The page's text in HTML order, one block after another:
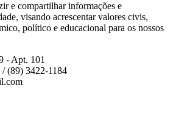
e compartilhar informações e
visando acrescentar valores civis,
político e educacional para os nossos
- Apt. 101
(89) 3422-1184